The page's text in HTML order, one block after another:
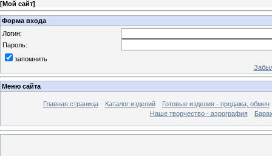
[Мой сайт]
Форма входа
Логин:
Пароль:
запомнить
Меню сайта
Главная страница Каталог изделий
Готовые изделия - продажа, обмен
Наше творчество - аэрография